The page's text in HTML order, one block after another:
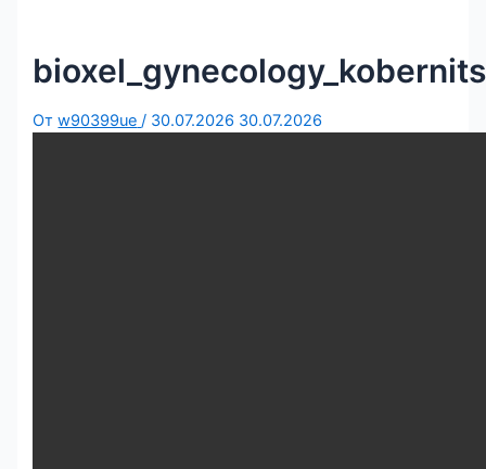
От w90399ue / 30.07.2026 30.07.2026